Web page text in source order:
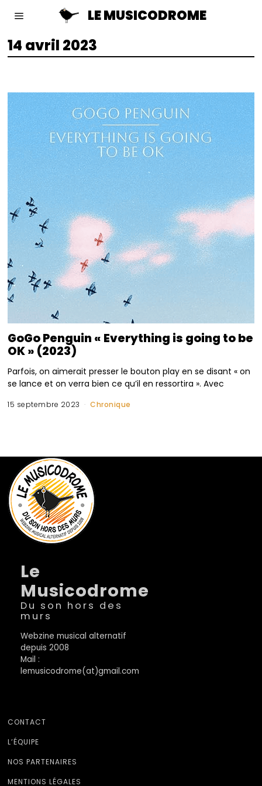
LE MUSICODROME
14 avril 2023
GoGo Penguin « Everything is going to be
OK » (2023)
Parfois, on aimerait presser le bouton play en se disant « on
se lance et on verra bien ce qu’il en ressortira ». Avec
15 septembre 2023 Chronique
Le
Musicodrome
Du son hors des
murs
Webzine musical alternatif
depuis 2008
Mail :
lemusicodrome(at)gmail.com
CONTACT
L’ÉQUIPE
NOS PARTENAIRES
MENTIONS LÉGALES